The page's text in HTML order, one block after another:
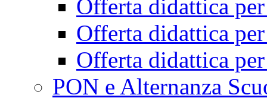
Offerta didattica
Offerta didattica
Offerta didattica
PON e Alternanza